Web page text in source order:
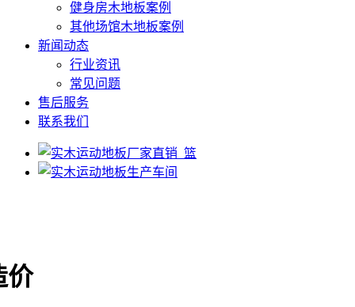
健身房木地板案例
其他场馆木地板案例
新闻动态
行业资讯
常见问题
售后服务
联系我们
价